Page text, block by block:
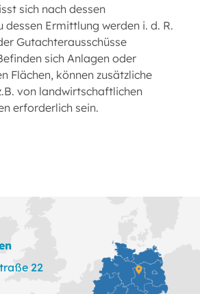
sich nach dessen
dessen Ermittlung werden i. d. R.
Gutachterausschüsse
sich Anlagen oder
Flächen, können zusätzliche
von landwirtschaftlichen
erforderlich sein.
22